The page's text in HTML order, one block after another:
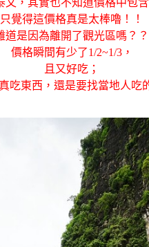
文，其實也不知道價格中包
只覺得這價格真是太棒嚕！！
道是因為離開了觀光區嗎？？
價格瞬間有少了1/2~1/3，
且又好吃；
吃東西，還是要找當地人吃